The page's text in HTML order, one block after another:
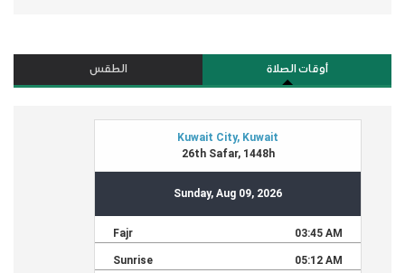
أوقات الصلاة الطقس